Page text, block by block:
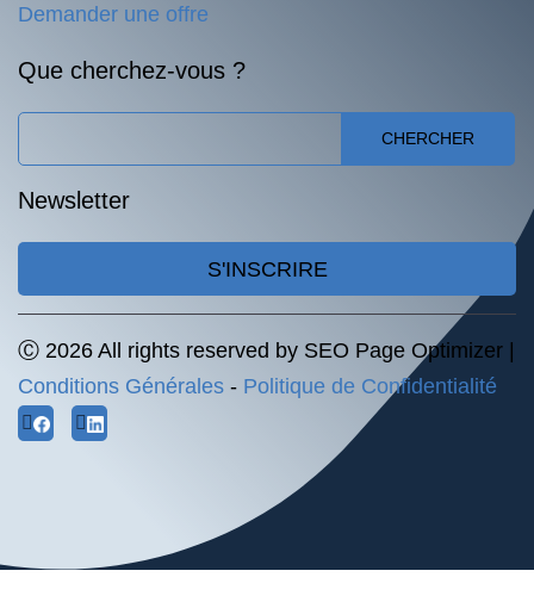
Demander une offre
Que cherchez-vous ?
CHERCHER
Newsletter
S'INSCRIRE
Ⓒ 2026 All rights reserved by SEO Page Optimizer |
Conditions Générales - Politique de Confidentialité